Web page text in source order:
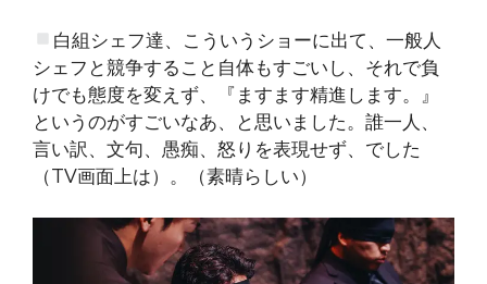
白組シェフ達、こういうショーに出て、一般人
シェフと競争すること自体もすごいし、それで負
けでも態度を変えず、『ますます精進します。』
というのがすごいなあ、と思いました。誰一人、
言い訳、文句、愚痴、怒りを表現せず、でした
（TV画面上は）。（素晴らしい）